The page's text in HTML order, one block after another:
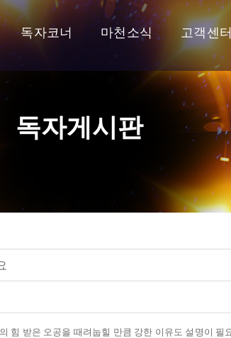
독자코너 마천소식 고객센터
독자게시판
받은 오공을 때려눕힐 만큼 강한 이유도 설명이